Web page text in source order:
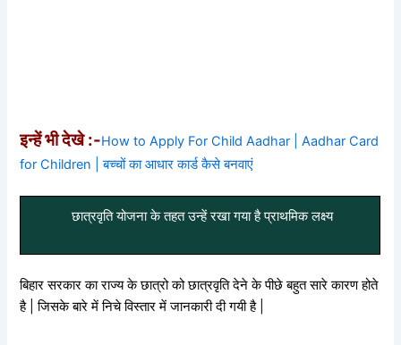
इन्हें भी देखे :-How to Apply For Child Aadhar | Aadhar Card
for Children | बच्चों का आधार कार्ड कैसे बनवाएं
छात्रवृति योजना के तहत उन्हें रखा गया है प्राथमिक लक्ष्य
बिहार सरकार का राज्य के छात्रो को छात्रवृति देने के पीछे बहुत सारे कारण होते
है | जिसके बारे में निचे विस्तार में जानकारी दी गयी है |